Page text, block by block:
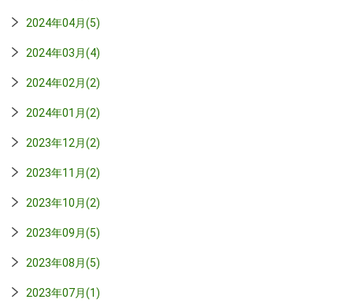
2024年04月(5)
2024年03月(4)
2024年02月(2)
2024年01月(2)
2023年12月(2)
2023年11月(2)
2023年10月(2)
2023年09月(5)
2023年08月(5)
2023年07月(1)